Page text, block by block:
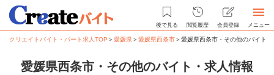
後で見る 閲覧履歴 会員登録 メニュー
クリエイトバイト・パート求人TOP ＞愛媛県＞愛媛県西条市＞愛媛県西条市・その他のバイト
愛媛県西条市・その他のバイト・求人情報